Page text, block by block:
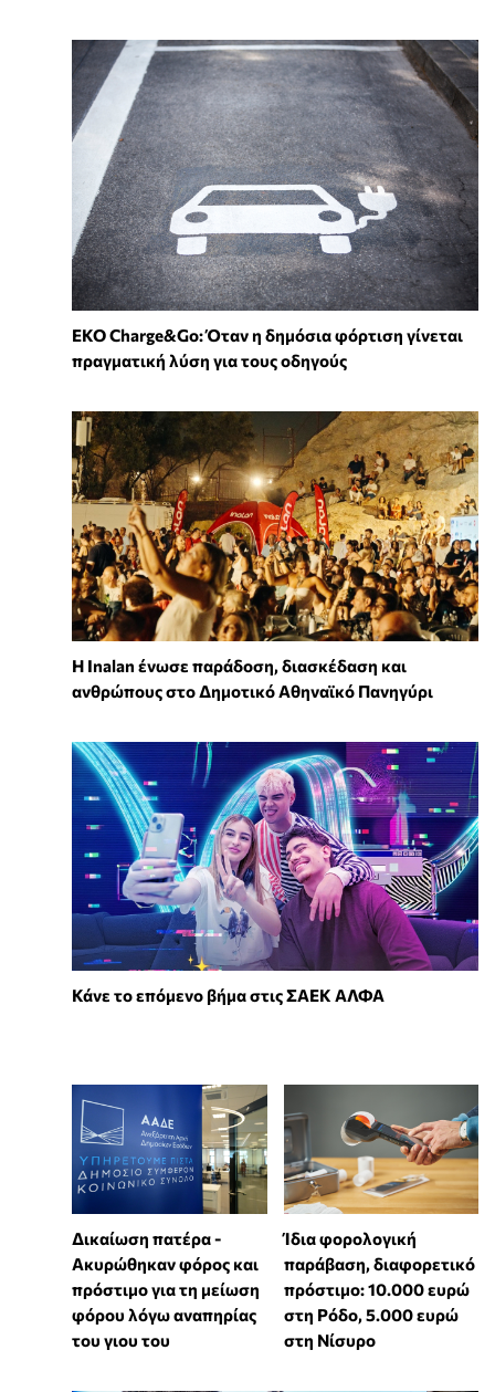
EKO Charge&Go: Όταν η δημόσια φόρτιση γίνεται
πραγματική λύση για τους οδηγούς
Η Inalan ένωσε παράδοση, διασκέδαση και
ανθρώπους στο Δημοτικό Αθηναϊκό Πανηγύρι
Κάνε το επόμενο βήμα στις ΣΑΕΚ ΑΛΦΑ
Δικαίωση πατέρα -
Ακυρώθηκαν φόρος και
πρόστιμο για τη μείωση
φόρου λόγω αναπηρίας
του γιου του
Ίδια φορολογική
παράβαση, διαφορετικό
πρόστιμο: 10.000 ευρώ
στη Ρόδο, 5.000 ευρώ
στη Νίσυρο